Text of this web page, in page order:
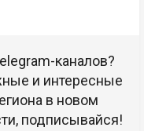
каналов?
и интересные
в новом
подписывайся!